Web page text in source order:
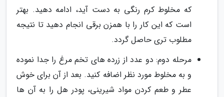
که مخلوط کرم رنگی به دست آید، ادامه دهید. بهتر
است که این کار را با همزن برقی انجام دهید تا نتیجه
مطلوب تری حاصل گردد.
مرحله دوم: دو عدد از زرده های تخم مرغ را جدا نموده
و به مخلوط مورد نظر اضافه کنید. بعد از آن برای خوش
عطر و طعم کردن مواد شیرینی، پودر هل را به آن ها